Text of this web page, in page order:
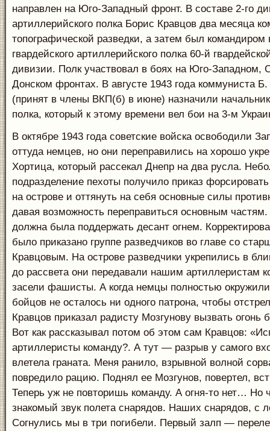
направлен на Юго-Западный фронт. В составе 2-го
артиллерийского полка Борис Кравцов два месяца
топографической разведки, а затем был командиром
гвардейского артиллерийского полка 60-й
дивизии. Полк участвовал в боях на Юго-Западном,
Донском фронтах. В августе 1943 года коммуниста
(принят в члены ВКП(б) в июне) назначили
полка, который к этому времени вел бои на 3-м
В октябре 1943 года советские войска освободили
оттуда немцев, но они переправились на хорошо
Хортица, который рассекал Днепр на два русла.
подразделение пехоты получило приказ
на острове и оттянуть на себя основные силы
давая возможность переправиться основным
должна была поддержать десант огнем.
было приказано группе разведчиков во главе со
Кравцовым. На острове разведчики укрепились в
до рассвета они передавали нашим артиллеристам
засели фашисты. А когда немцы полностью
бойцов не осталось ни одного патрона, чтобы
Кравцов приказал радисту Мозгунову вызвать огонь
Вот как рассказывал потом об этом сам Кравцов:
артиллеристы команду?. А тут — разрыв у самого
влетела граната. Меня ранило, взрывной волной
повредило рацию. Поднял ее Мозгунов, повертел,
Теперь уж не повторишь команду. А огня-то нет… Но
знакомый звук полета снарядов. Наших снарядов, с
Согнулись мы в три погибели. Первый залп —